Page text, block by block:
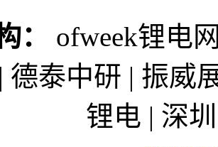
：
ofweek锂电
德泰中研 | 振威
锂电 | 深